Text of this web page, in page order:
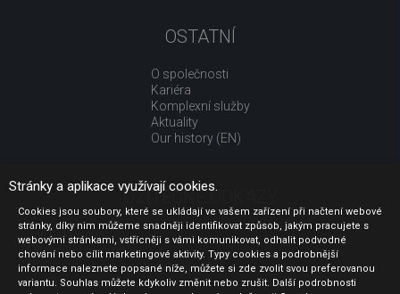
OSTATNÍ
O společnosti
Kariéra
Komplexní služby
Aktuality
Our history (EN)
UŽITEČNÉ ODKAZY
Jak nakupovat
Obchodní podmínky
GDPR - ochrana osobních údajů
Profil zadavatele
Stránky a aplikace využívají cookies.
Cookies jsou soubory, které se ukládají ve vašem zařízení při načtení webové
stránky, díky nim můžeme snadněji identifikovat způsob, jakým pracujete s
webovými stránkami, vstřícněji s vámi komunikovat, odhalit podvodné
chování nebo cílit marketingové aktivity. Typy cookies a podrobnější
informace naleznete popsané níže, můžete si zde zvolit svou preferovanou
variantu. Souhlas můžete kdykoliv změnit nebo zrušit. Další podrobnosti